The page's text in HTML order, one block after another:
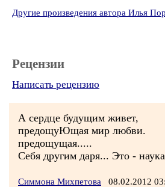
Другие произведения автора Илья
Рецензии
Написать рецензию
А сердце будущим живет,
предощуЮщая мир любви.
предощущая.....
Себя другим даря... Это -
Симмона Михпетова 08.02.2012